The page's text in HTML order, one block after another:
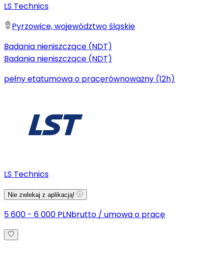
LS Technics
Pyrzowice, województwo śląskie
Badania nieniszczące (NDT)
Badania nieniszczące (NDT)
pełny etatumowa o pracęrównoważny (12h)
LS Technics
Nie zwlekaj z aplikacją!
5 600 - 6 000 PLNbrutto / umowa o pracę